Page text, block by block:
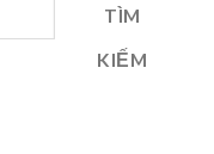
TÌM
KIẾM